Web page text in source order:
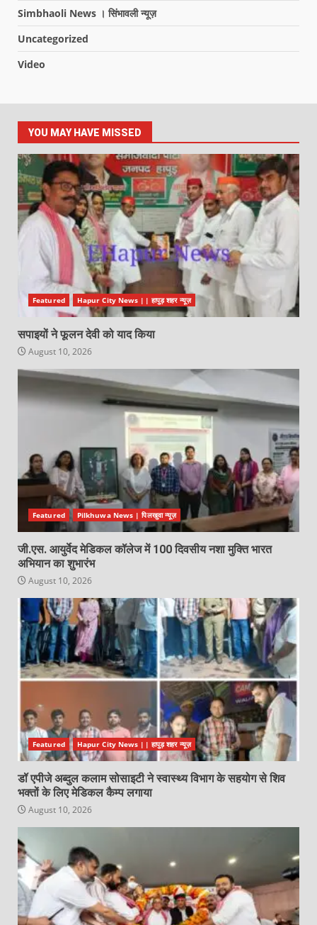
Simbhaoli News । सिंभावली न्यूज़
Uncategorized
Video
YOU MAY HAVE MISSED
Featured Hapur City News || हापुड़ शहर न्यूज़
सपाइयों ने फूलन देवी को याद किया
August 10, 2026
Featured Pilkhuwa News | पिलखुवा न्यूज़
जी.एस. आयुर्वेद मेडिकल कॉलेज में 100 दिवसीय नशा मुक्ति भारत
अभियान का शुभारंभ
August 10, 2026
Featured Hapur City News || हापुड़ शहर न्यूज़
डॉ एपीजे अब्दुल कलाम सोसाइटी ने स्वास्थ्य विभाग के सहयोग से शिव
भक्तों के लिए मेडिकल कैम्प लगाया
August 10, 2026